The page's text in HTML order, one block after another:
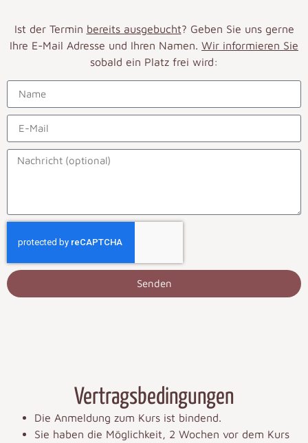
Ist der Termin bereits ausgebucht? Geben Sie uns gerne
Ihre E-Mail Adresse und Ihren Namen. Wir informieren Sie
sobald ein Platz frei wird:
Senden
Vertragsbedingungen
Die Anmeldung zum Kurs ist bindend.
Sie haben die Möglichkeit, 2 Wochen vor dem Kurs